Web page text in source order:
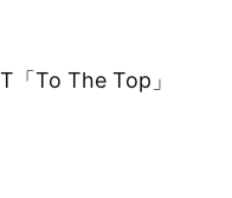
「To The Top」